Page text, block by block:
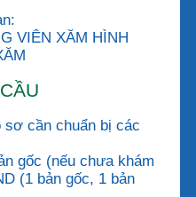
VIÊN XĂM HÌNH
cần chuẩn bị các
gốc (nếu chưa khám
(1 bản gốc, 1 bản